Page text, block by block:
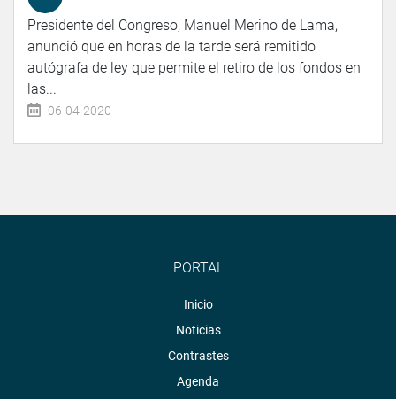
Presidente del Congreso, Manuel Merino de Lama,
anunció que en horas de la tarde será remitido
autógrafa de ley que permite el retiro de los fondos en
las...
06-04-2020
PORTAL
Inicio
Noticias
Contrastes
Agenda